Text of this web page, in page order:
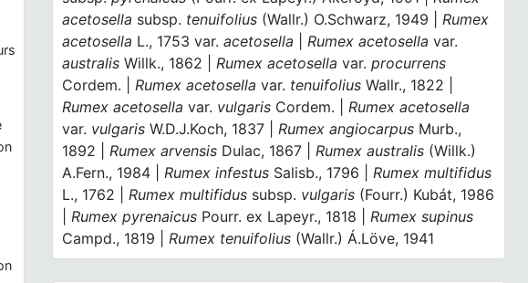
acetosella subsp. tenuifolius (Wallr.) O.Schwarz, 1949 |Rumex
acetosella L., 1753 var. acetosella |Rumex acetosellavar.
australis Willk., 1862 |Rumex acetosellavar. procurrens
Cordem. |Rumex acetosellavar. tenuifolius Wallr., 1822 |
Rumex acetosellavar. vulgaris Cordem. |Rumex acetosella
var. vulgaris W.D.J.Koch, 1837 |Rumex angiocarpus Murb.,
1892 |Rumex arvensis Dulac, 1867 |Rumex australis (Willk.)
A.Fern., 1984 |Rumex infestus Salisb., 1796 |Rumex multifidus
L., 1762 |Rumex multifidus subsp. vulgaris (Fourr.) Kubát, 1986
|Rumex pyrenaicus Pourr. ex Lapeyr., 1818 |Rumex supinus
Campd., 1819 |Rumex tenuifolius (Wallr.) Á.Löve, 1941